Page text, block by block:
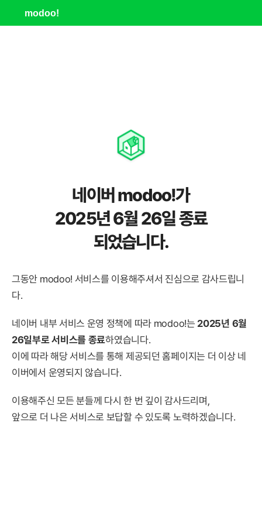
modoo!
네이버 modoo!가
2025년 6월 26일 종료
되었습니다.
그동안 modoo! 서비스를 이용해주셔서 진심으로 감사드립니
다.
네이버 내부 서비스 운영 정책에 따라 modoo!는 2025년 6월
26일부로 서비스를 종료하였습니다.
이에 따라 해당 서비스를 통해 제공되던 홈페이지는 더 이상 네
이버에서 운영되지 않습니다.
이용해주신 모든 분들께 다시 한 번 깊이 감사드리며,
앞으로 더 나은 서비스로 보답할 수 있도록 노력하겠습니다.